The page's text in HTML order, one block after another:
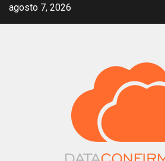
Saltar
agosto 7, 2026